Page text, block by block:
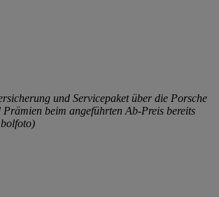
und Servicepaket über die Porsche
beim angeführten Ab-Preis bereits